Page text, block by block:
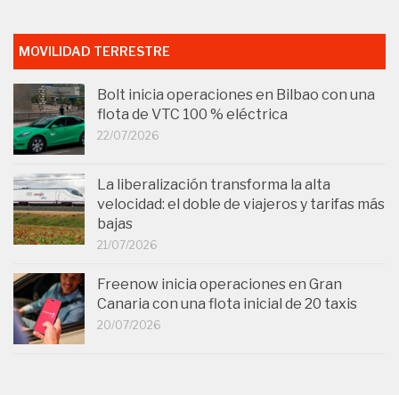
MOVILIDAD TERRESTRE
Bolt inicia operaciones en Bilbao con una
flota de VTC 100 % eléctrica
22/07/2026
La liberalización transforma la alta
velocidad: el doble de viajeros y tarifas más
bajas
21/07/2026
Freenow inicia operaciones en Gran
Canaria con una flota inicial de 20 taxis
20/07/2026